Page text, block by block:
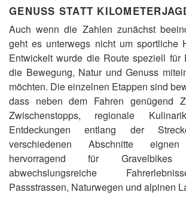
GENUSS STATT
Auch wenn die Zahlen zunächst
geht es unterwegs nicht um sportliche
Entwickelt wurde die Route speziell für
die Bewegung, Natur und Genuss
möchten. Die einzelnen Etappen sind
dass neben dem Fahren genügend
Zwischenstopps, regionale
Entdeckungen entlang der
verschiedenen Abschnitte
hervorragend für
abwechslungsreiche
Passstrassen, Naturwegen und alpinen